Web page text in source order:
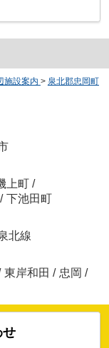
施設案内 > 泉北郡忠岡町
上町 /
/ 下池田町
北線
東岸和田 / 忠岡 /
せ